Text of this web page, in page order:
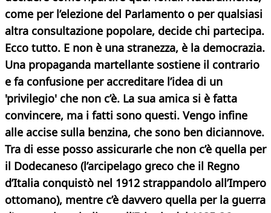
come per l’elezione del Parlamento o per qualsiasi
altra consultazione popolare, decide chi partecipa.
Ecco tutto. E non è una stranezza, è la democrazia.
Una propaganda martellante sostiene il contrario
e fa confusione per accreditare l’idea di un
'privilegio' che non c’è. La sua amica si è fatta
convincere, ma i fatti sono questi. Vengo infine
alle accise sulla benzina, che sono ben diciannove.
Tra di esse posso assicurarle che non c’è quella per
il Dodecaneso (l’arcipelago greco che il Regno
d’Italia conquistò nel 1912 strappandolo all’Impero
ottomano), mentre c’è davvero quella per la guerra